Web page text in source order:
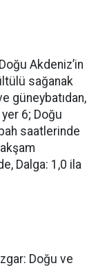
Akdeniz’in
sağanak
güneybatıdan,
yer 6; Doğu
saatlerinde
Dalga: 1,0 ila
Doğu ve